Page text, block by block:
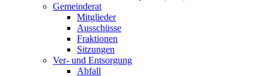
Gemeinderat
Mitglieder
Ausschüsse
Fraktionen
Sitzungen
Ver- und Entsorgung
Abfall